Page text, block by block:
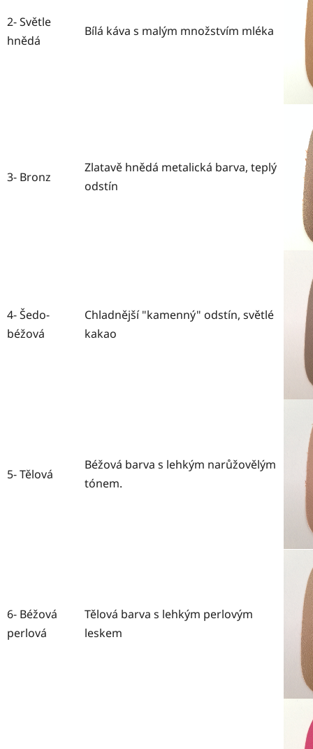
2- Světle
hnědá
Bílá káva s malým množstvím mléka
3- Bronz
Zlatavě hnědá metalická barva, teplý
odstín
4- Šedo-
béžová
Chladnější "kamenný" odstín, světlé
kakao
5- Tělová
Béžová barva s lehkým narůžovělým
tónem.
6- Béžová
perlová
Tělová barva s lehkým perlovým
leskem